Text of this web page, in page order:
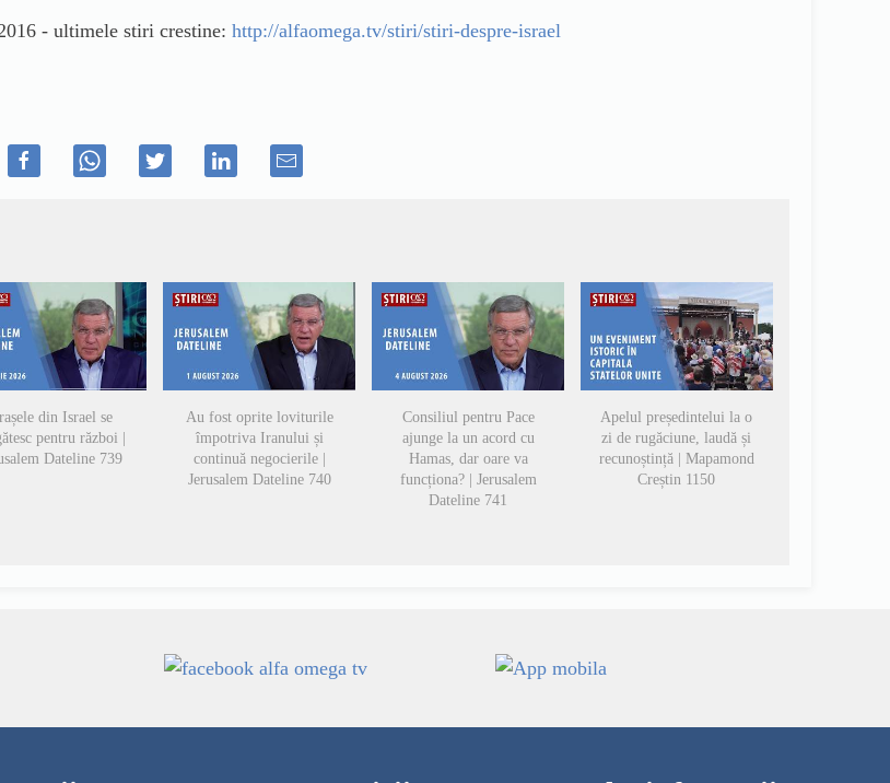
- ultimele stiri crestine: http://alfaomega.tv/stiri/stiri-despre-israel
din Israel se
pentru război |
Dateline 739
Au fost oprite loviturile
împotriva Iranului și
continuă negocierile |
Jerusalem Dateline 740
Consiliul pentru Pace
ajunge la un acord cu
Hamas, dar oare va
funcționa? | Jerusalem
Dateline 741
Apelul președintelui la o
zi de rugăciune, laudă și
recunoștință | Mapamond
Creștin 1150